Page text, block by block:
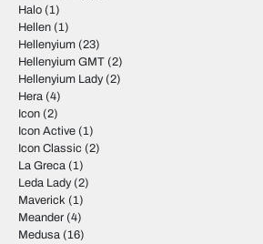
Halo (1)
Hellen (1)
Hellenyium (23)
Hellenyium GMT (2)
Hellenyium Lady(2)
Hera (4)
Icon (2)
Icon Active (1)
Icon Classic (2)
La Greca (1)
Leda Lady(2)
Maverick (1)
Meander (4)
Medusa (16)